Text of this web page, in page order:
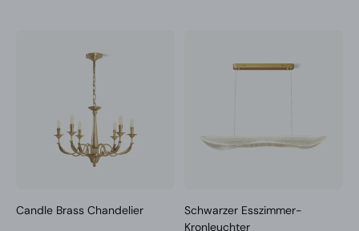
Candle Brass Chandelier
Schwarzer Esszimmer-
Kronleuchter